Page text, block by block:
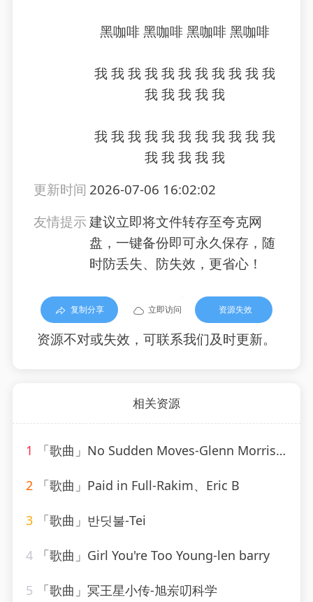
黑咖啡 黑咖啡 黑咖啡 黑咖啡
我 我 我 我 我 我 我 我 我 我 我
我 我 我 我 我
我 我 我 我 我 我 我 我 我 我 我
我 我 我 我 我
更新时间 2026-07-06 16:02:02
友情提示建议立即将文件转存至夸克网
盘，一键备份即可永久保存，随
时防丢失、防失效，更省心！
复制分享 立即访问 资源失效
资源不对或失效，可联系我们及时更新。
相关资源
1 「歌曲」No Sudden Moves-Glenn Morrison
2 「歌曲」Paid in Full-Rakim、Eric B
3 「歌曲」반딧불-Tei
4 「歌曲」Girl You're Too Young-len barry
5 「歌曲」冥王星小传-旭岽叨科学